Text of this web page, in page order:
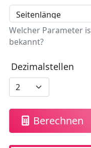
Welcher Parameter
bekannt?
Dezimalstellen
Berechnen